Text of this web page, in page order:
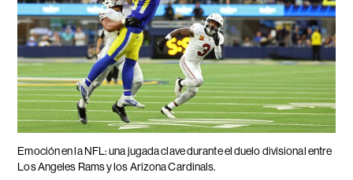
Emoción en la NFL: una jugada clave durante el duelo divisional entre
Los Angeles Rams y los Arizona Cardinals.